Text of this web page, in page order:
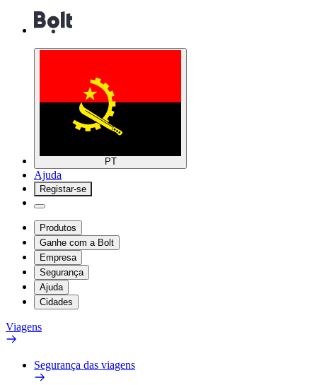
PT
Ajuda
Registar-se
Produtos
Ganhe com a Bolt
Empresa
Segurança
Ajuda
Cidades
Viagens
Segurança das viagens